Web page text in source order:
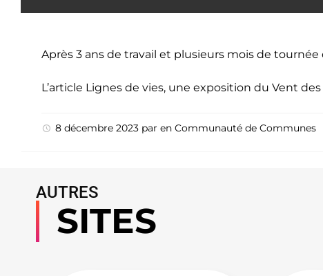
Après 3 ans de travail et plusieurs mois de
L’article Lignes de vies, une exposition du Vent
8 décembre 2023 par en Communauté de Communes
AUTRES
SITES